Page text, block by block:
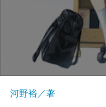
河野裕／著